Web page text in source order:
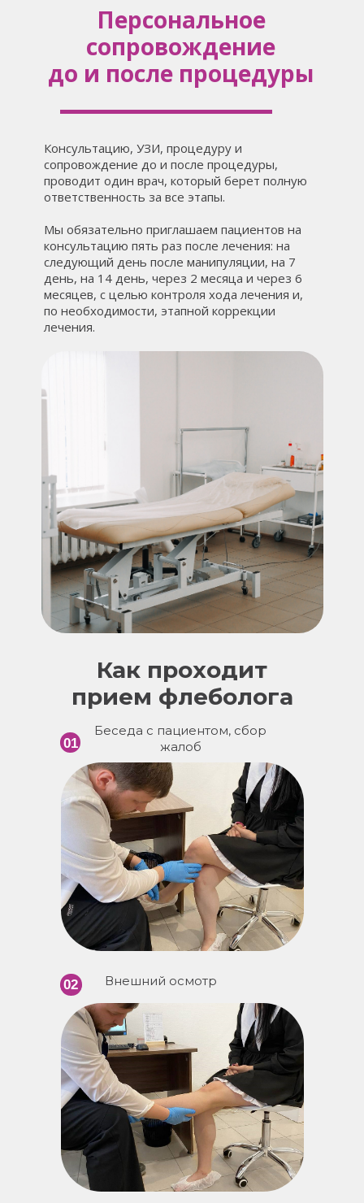
Персональное
сопровождение
до и после процедуры
Консультацию, УЗИ, процедуру и
сопровождение до и после процедуры,
проводит один врач, который берет полную
ответственность за все этапы.
Мы обязательно приглашаем пациентов на
консультацию пять раз после лечения: на
следующий день после манипуляции, на 7
день, на 14 день, через 2 месяца и через 6
месяцев, с целью контроля хода лечения и,
по необходимости, этапной коррекции
лечения.
01
Беседа с пациентом, сбор
жалоб
02 Внешний осмотр
Как проходит
прием флеболога